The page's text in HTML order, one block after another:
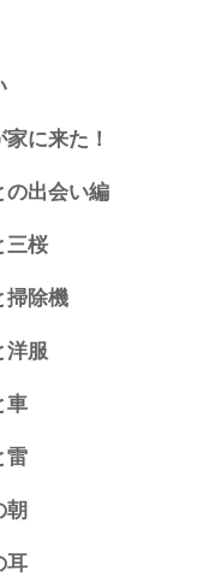
に来た！
の出会い編
三桜
掃除機
洋服
車
雷
朝
耳